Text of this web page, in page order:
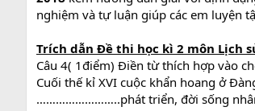
nghiệm và tự luận giúp các em luyện
Trích dẫn Đề thi học kì 2 môn Lịch
Câu 4( 1điểm) Điền từ thích hợp vào
Cuối thế kỉ XVI cuộc khẩn hoang ở
……………………..phát triển, đời sống